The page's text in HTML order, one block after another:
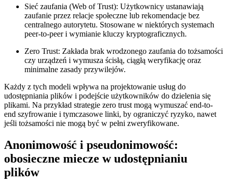
Sieć zaufania (Web of Trust): Użytkownicy ustanawiają
zaufanie przez relacje społeczne lub rekomendacje bez
centralnego autorytetu. Stosowane w niektórych systemach
peer-to-peer i wymianie kluczy kryptograficznych.
Zero Trust: Zakłada brak wrodzonego zaufania do tożsamości
czy urządzeń i wymusza ścisłą, ciągłą weryfikację oraz
minimalne zasady przywilejów.
Każdy z tych modeli wpływa na projektowanie usług do
udostępniania plików i podejście użytkowników do dzielenia się
plikami. Na przykład strategie zero trust mogą wymuszać end-to-
end szyfrowanie i tymczasowe linki, by ograniczyć ryzyko, nawet
jeśli tożsamości nie mogą być w pełni zweryfikowane.
Anonimowość i pseudonimowość:
obosieczne miecze w udostępnianiu
plików